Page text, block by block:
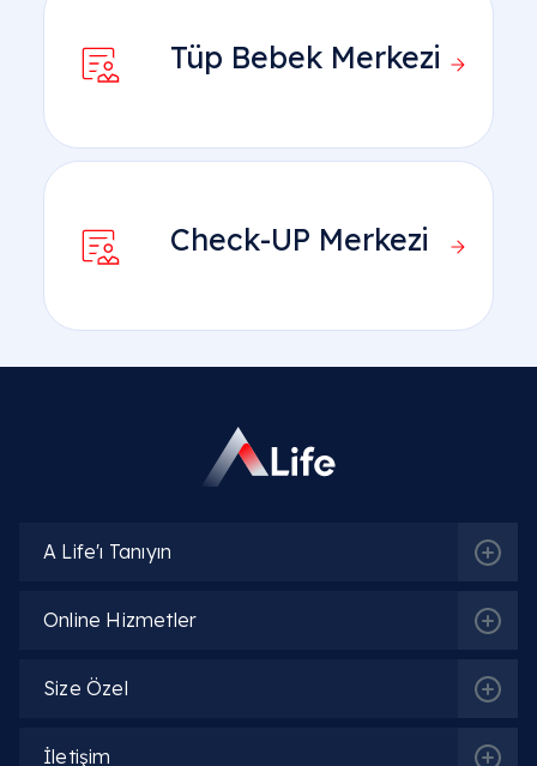
Tüp Bebek Merkezi
Check-UP Merkezi
A Life'ı Tanıyın
Online Hizmetler
Size Özel
İletişim